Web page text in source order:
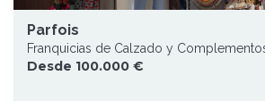
Parfois
Franquicias de Calzado y
Desde 100.000 €